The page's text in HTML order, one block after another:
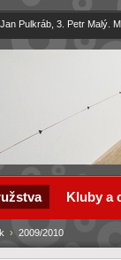
Pulkráb, 3. Petr Malý.
› 2009/2010
Kluby a